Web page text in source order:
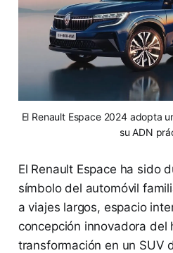
El Renault Espace 2024 adopta
su ADN
El Renault Espace ha sido
símbolo del automóvil
a viajes largos, espacio
concepción innovadora del
transformación en un SUV